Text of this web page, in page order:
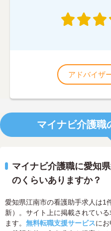
アドバイザ
マイナビ介護職
マイナビ介護職に愛知
のくらいありますか？
愛知県江南市の看護助手求人は1
新）。サイト上に掲載されてい
ます。 無料転職支援サービスに